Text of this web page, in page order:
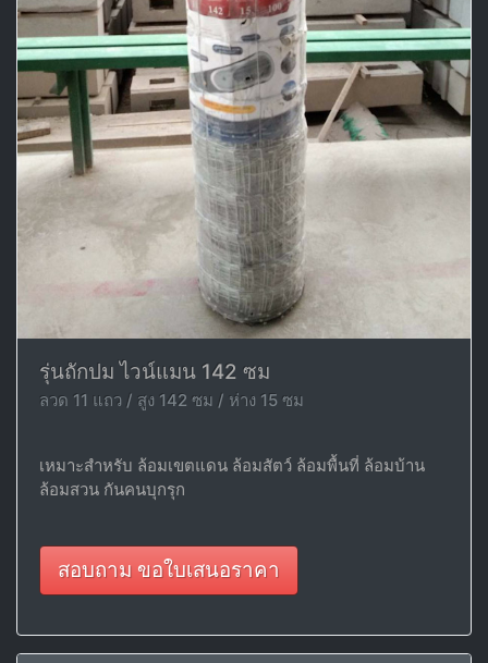
รุ่นถักปม ไวน์แมน 142 ซม
ลวด 11 แถว / สูง 142 ซม / ห่าง 15 ซม
เหมาะสำหรับ ล้อมเขตแดน ล้อมสัตว์ ล้อมพื้นที่ ล้อมบ้าน
ล้อมสวน กันคนบุกรุก
สอบถาม ขอใบเสนอราคา